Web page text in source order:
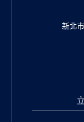
新北